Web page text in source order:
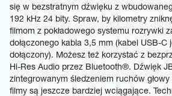
się w bezstratnym dźwięku z
192 kHz 24 bity. Spraw, by kilometry
filmom z pokładowego systemu rozrywki
dołączonego kabla 3,5 mm (kabel USB-C
dołączony). Możesz też korzystać z
Hi-Res Audio przez Bluetooth®. Dźwięk
zintegrowanym śledzeniem ruchów
filmy są jeszcze bardziej wciągające.